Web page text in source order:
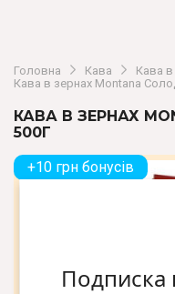
Подписка
Головна Кава Кава в
Кава в зернах Montana
КАВА В ЗЕРНАХ
500Г
+10 грн бонусів